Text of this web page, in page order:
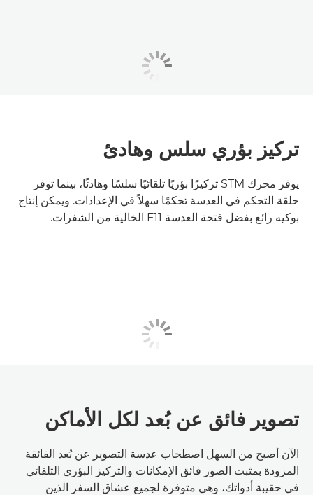
تركيز بؤري سلس وهادئ
يوفر محرك STM تركيزًا بؤريًا تلقائيًا سلسًا وهادئًا، بينما توفر
حلقة التحكم في العدسة تحكمًا سهلاً في الإعدادات. ويمكن إنتاج
بوكيه رائع بفضل فتحة العدسة F11 الخالية من الشفرات.
تصوير فائق عن بُعد لكل الأماكن
الآن أصبح من السهل اصطحاب عدسة التصوير عن بُعد الفائقة
المزودة بمثبت الصور فائق الإمكانات والتركيز البؤري التلقائي
في حقيبة أدواتك، وهي متوفرة لجميع عشاق السفر الذين